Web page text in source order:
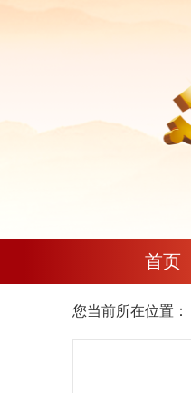
首页
您当前所在位置：